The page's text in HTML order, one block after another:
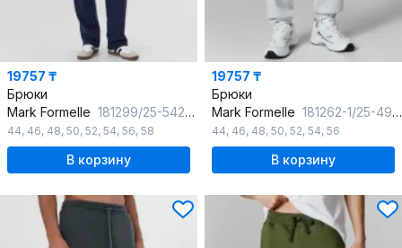
19757 ₸
Брюки
Mark Formelle 181299/25-5425Ц-7(3) затмение
44, 46, 48, 50, 52, 54, 56, 58
В корзину
19757 ₸
Брюки
Mark Formelle 181262-1/25-4903Ц-7П серый_меланж_4306_А_1
44, 46, 48, 50, 52, 54, 56
В корзину